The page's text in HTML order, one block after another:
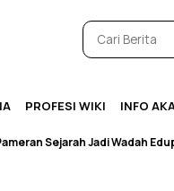
PROFESI WIKI INFO
Sejarah Jadi Wadah